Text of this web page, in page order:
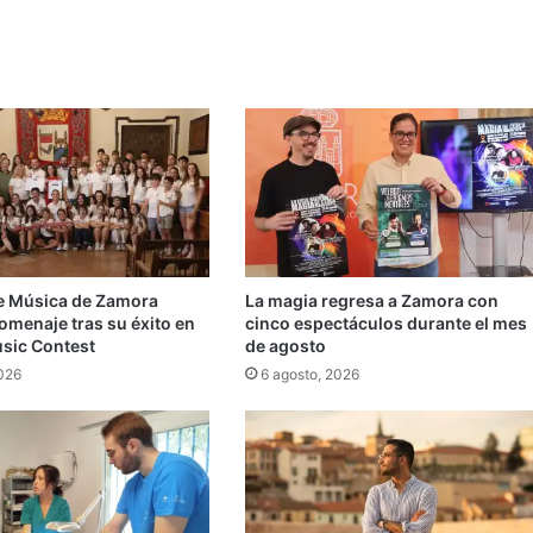
Música de Zamora
tras su éxito en
Contest
La magia regresa a Zamora con
cinco espectáculos durante el mes
de agosto
6 agosto, 2026